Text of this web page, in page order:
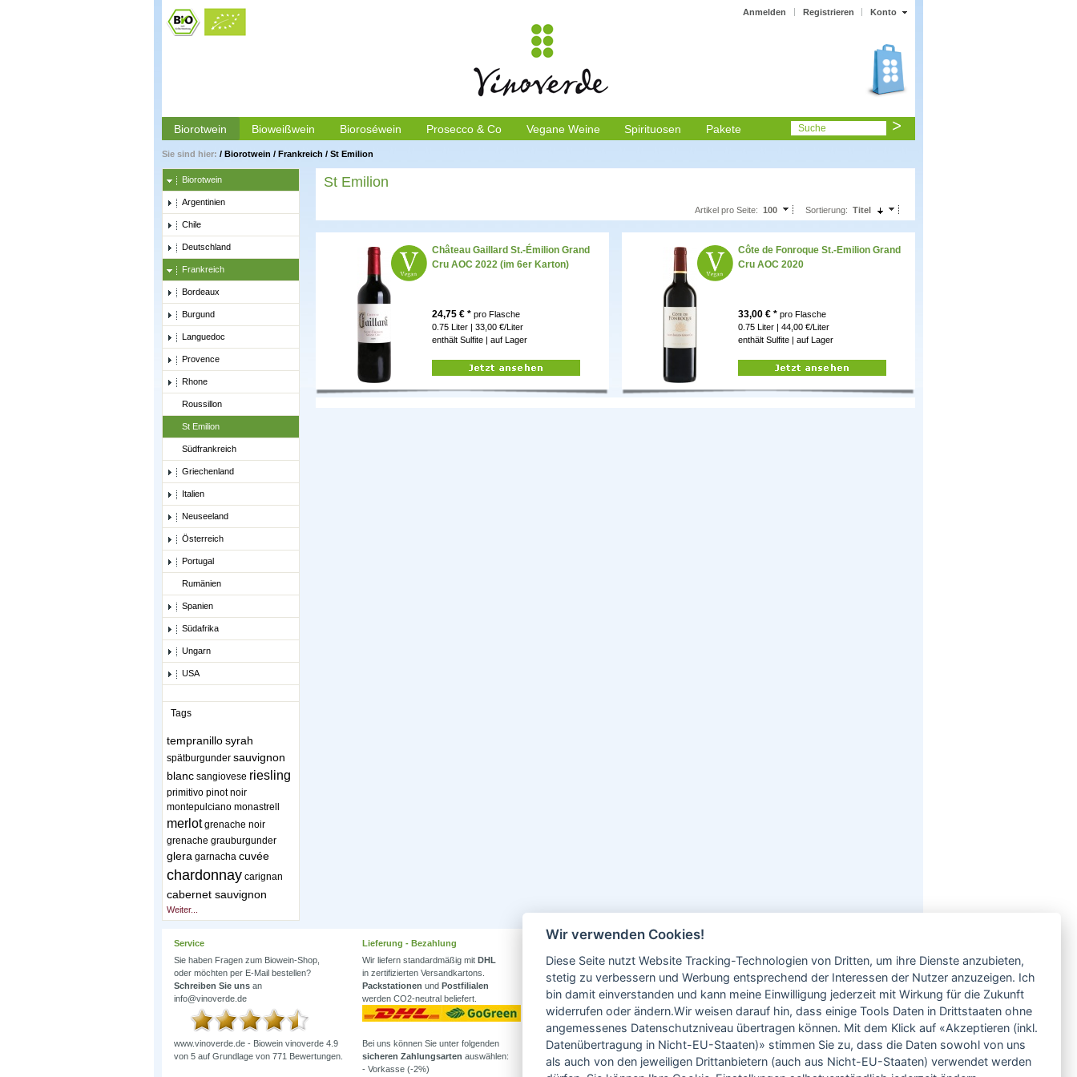
Konto
Anmelden Registrieren
Biorotwein Bioweißwein Bioroséwein Prosecco & Co Vegane Weine Spirituosen Pakete Suche
Sie sind hier: / Biorotwein / Frankreich / St Emilion
Biorotwein
Argentinien
Chile
Deutschland
Frankreich
Bordeaux
Burgund
Languedoc
Provence
Rhone
Roussillon
St Emilion
Südfrankreich
Griechenland
Italien
Neuseeland
Österreich
Portugal
Rumänien
Spanien
Südafrika
Ungarn
USA
Tags
tempranillosyrah
spätburgunder sauvignon
blanc sangiovese riesling
primitivo pinot noir
montepulciano monastrell
merlot grenache noir
grenache grauburgunder
glera garnacha cuvée
chardonnay carignan
cabernet sauvignon
Weiter...
St Emilion
Sortierung: Titel
Artikel pro Seite: 100
Château Gaillard St.-Émilion Grand
Cru AOC 2022 (im 6er Karton)
24,75 € * pro Flasche
0.75 Liter | 33,00 €/Liter
enthält Sulfite | auf Lager
Côte de Fonroque St.-Emilion Grand
Cru AOC 2020
33,00 € * pro Flasche
0.75 Liter | 44,00 €/Liter
enthält Sulfite | auf Lager
Service
Sie haben Fragen zum Biowein-Shop,
oder möchten per E-Mail bestellen?
Schreiben Sie uns an
info@vinoverde.de
www.vinoverde.de - Biowein vinoverde 4.9
von 5 auf Grundlage von 771 Bewertungen.
Lieferung - Bezahlung
Wir liefern standardmäßig mit DHL
in zertifizierten Versandkartons.
Packstationen und Postfilialen
werden CO2-neutral beliefert.
Bei uns können Sie unter folgenden
sicheren Zahlungsarten auswählen:
- Vorkasse (-2%)
Wissenswertes
Erfahren Sie mehr über
Biowein in unserem Blog
oder Folgen Sie uns!
Facebook
Instagram
Neben einem ausgesuchten Sortiment an
Biowein, Biospirituosen und Biofeinkost bieten
wir Ihnen u.a. folgende
Vorteile
große Auswahl
nur 5,79 EUR Versand (DE)
ab 95 EUR frei Haus (DE)
14 Tage Rückgaberecht
sichere Zahlung
Wir verwenden Cookies!
Diese Seite nutzt Website Tracking-Technologien von Dritten, um ihre Dienste anzubieten,
stetig zu verbessern und Werbung entsprechend der Interessen der Nutzer anzuzeigen. Ich
bin damit einverstanden und kann meine Einwilligung jederzeit mit Wirkung für die Zukunft
widerrufen oder ändern.Wir weisen darauf hin, dass einige Tools Daten in Drittstaaten ohne
angemessenes Datenschutzniveau übertragen können. Mit dem Klick auf «Akzeptieren (inkl.
Datenübertragung in Nicht-EU-Staaten)» stimmen Sie zu, dass die Daten sowohl von uns
als auch von den jeweiligen Drittanbietern (auch aus Nicht-EU-Staaten) verwendet werden